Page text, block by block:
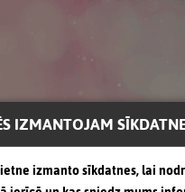
IZMANTOJAM
izmanto sīkdatnes, lai